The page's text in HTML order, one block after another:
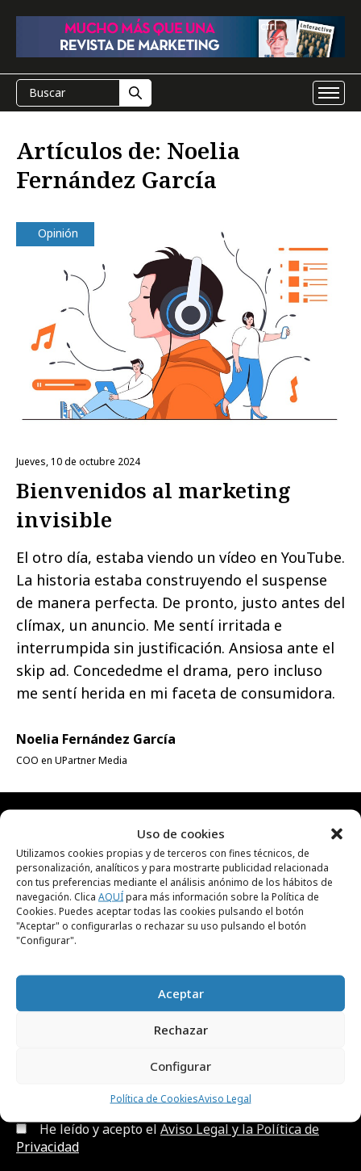
Uso de cookies
Utilizamos cookies propias y de terceros con fines técnicos, de
personalización, analíticos y para mostrarte publicidad relacionada
con tus preferencias mediante el análisis anónimo de los hábitos de
navegación. Clica AQUÍpara más información sobre la Política de
Cookies. Puedes aceptar todas las cookies pulsando el botón
"Aceptar" o configurarlas o rechazar su uso pulsando el botón
"Configurar".
Aceptar
Rechazar
Configurar
Política de CookiesAviso Legal
Artículos de: Noelia
Fernández García
Opinión
jueves, 10 de octubre 2024
Bienvenidos al marketing
invisible
El otro día, estaba viendo un vídeo en YouTube.
La historia estaba construyendo el suspense
de manera perfecta. De pronto, justo antes del
clímax, un anuncio. Me sentí irritada e
interrumpida sin justificación. Ansiosa ante el
skip ad. Concededme el drama, pero incluso
me sentí herida en mi faceta de consumidora.
Noelia Fernández García
COO en UPartner Media
RECIBE NUESTRA
NEWSLETTER
Suscríbete gratis a nuestra newsletter para
creatividad, publicidad, marketing, y
He leído y acepto el Aviso Legal y la Política de
Privacidad